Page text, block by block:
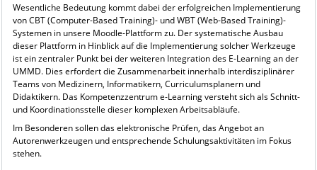
Wesentliche Bedeutung kommt dabei der erfolgreichen Implementierung
von CBT (Computer-Based Training)- und WBT (Web-Based Training)-
Systemen in unsere Moodle-Plattform zu. Der systematische Ausbau
dieser Plattform in Hinblick auf die Implementierung solcher Werkzeuge
ist ein zentraler Punkt bei der weiteren Integration des E-Learningan der
UMMD. Dies erfordert die Zusammenarbeit innerhalb interdisziplinärer
Teams von Medizinern, Informatikern, Curriculumsplanern und
Didaktikern. Das Kompetenzzentrume-Learningversteht sich als Schnitt-
und Koordinationsstelle dieser komplexen Arbeitsabläufe.
Im Besonderen sollen das elektronische Prüfen, das Angebot an
Autorenwerkzeugen und entsprechende Schulungsaktivitäten im Fokus
stehen.